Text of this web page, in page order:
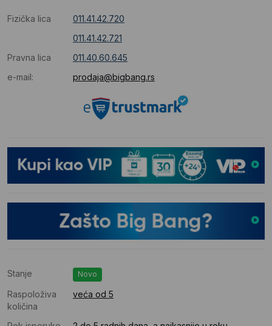
Fizička lica
011.41.42.720
011.41.42.721
Pravna lica
011.40.60.645
e-mail:
prodaja@bigbang.rs
Stanje Novo
Raspoloživa
količina
veća od 5